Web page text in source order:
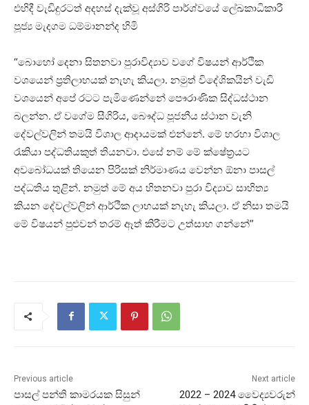
එහිදී වැඩිදුරටත් අදහස් දැක්වූ අස්ගිරි පාර්ශ්වයේ ලේඛකාධිකාරී
පූජ්‍ය මැදගම ධම්මානන්ද හිමි
“බොහෝ දෙනා සිතනවා පුරාවිද්‍යාව වගේ විෂයන් ආර්ථික
වශයෙන් ප්‍රතිලාභයක් නැහැ කියලා. නමුත් විදේශිකයින් වැඩි
වශයෙන් අපේ රටට පැමිණෙන්නේ පෞරාණික සිද්ධස්ථාන
බලන්න. ඒ වගේම සීගිරිය, බෞද්ධ පූජනීය ස්ථාන වැනි
දේවල්වලින් තමයි විශාල ආදායමක් එන්නේ. මේ හරහා විශාල
රැකියා පද්ධතියකුත් තියනවා. එසේ නම් මේ ක්ෂේත්‍රයට
අවබෝධයක් තියෙන පිරිසක් නිර්මාණය වෙන්න ඕනා පාසල්
පද්ධතිය තුළින්. නමුත් මේ අය හිතනවා පුරා විද්‍යාව සාහිත්‍ය
කියන දේවල්වලින් ආර්ථික ලාභයක් නැහැ කියලා. ඒ නිසා තමයි
මේ විෂයන් පුළුවන් තරම් ඈත් කිරීමට උත්සාහ ගන්නේ”
Previous article
පාසල් පන්ති කාමරයක සිසුන්
Next article
2022 – 2024 වෛද්‍යවරුන්